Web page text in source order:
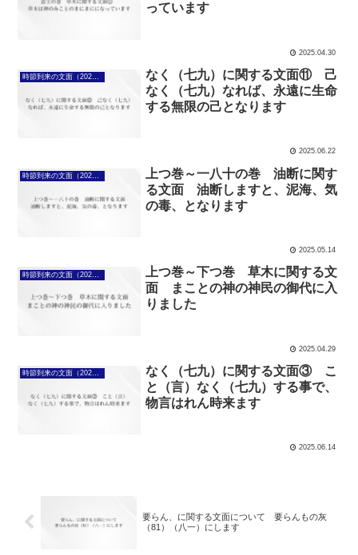
っています
2025.04.30
時節到来の文面（2025年4月7日～）
なく（七九）に関する文面⑪ 己
なく（七九）なれば、永遠に生命
する無限の己となります
2025.06.22
上つ巻～一八十の巻 油断に関す
る文面 油断しますと、泥海、気
の毒、となります
2025.05.14
上つ巻～下つ巻 草木に関する文
面 まことの神の神民の御代に入
りました
2025.04.29
時節到来の文面（2025年4月7日～）
なく（七九）に関する文面③ こ
と（言）なく（七九）する事で、
物言はれん時来ます
2025.06.14
要らん、に関する文面について 要らんもの灰
（81）（八一）にします